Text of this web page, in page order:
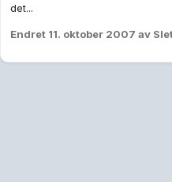
det...
Endret 11. oktober 2007 av